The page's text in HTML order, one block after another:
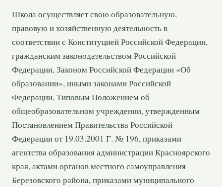
Школа осуществляет свою образовательную,
правовую и хозяйственную деятельность в
соответствии с Конституцией Российской Федерации,
гражданским законодательством Российской
Федерации, Законом Российской Федерации «Об
образовании», иными законами Российской
Федерации, Типовым Положением об
общеобразовательном учреждении, утвержденным
Постановлением Правительства Российской
Федерации от 19.03.2001 Г. № 196, приказами
агентства образования администрации Красноярского
края, актами органов местного самоуправления
Березовского района, приказами муниципального